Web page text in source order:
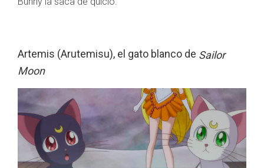
Artemis (Arutemisu), el gato blanco de Sailor
Moon